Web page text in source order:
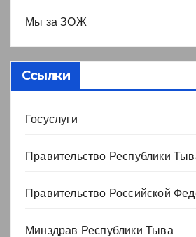
Мы за ЗОЖ
Ссылки
Госуслуги
Правительство Республики
Правительство Российской
Минздрав Республики Тыва